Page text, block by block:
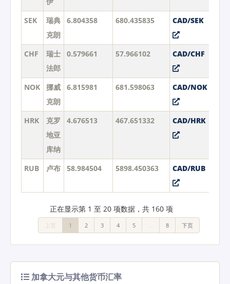
SEK
瑞典
克朗
6.804358 680.435835 CAD/SEK
CHF
瑞士
法郎
0.579661 57.966102 CAD/CHF
NOK
挪威
克朗
6.815981 681.598063 CAD/NOK
HRK
克罗
地亚
库纳
4.676513 467.651332 CAD/HRK
RUB 卢布 58.984504 5898.450363 CAD/RUB
正在显示第 1 至 20 项数据，共 160 项
上页 1 2 3 4 5 … 8 下页
加拿大元与其他货币汇率